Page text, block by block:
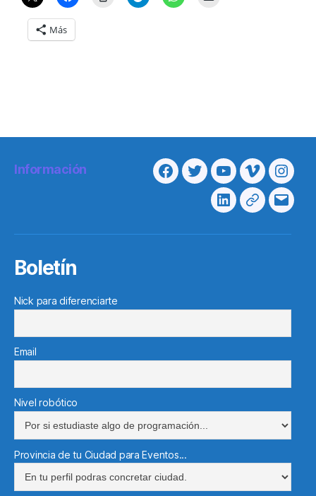
Más
Información
Facebook
TwitterYoutubeVimeo
LinkedinTelegram
Boletín
Nick para diferenciarte
Email
Nivel robótico
Provincia de tu Ciudad para Eventos...